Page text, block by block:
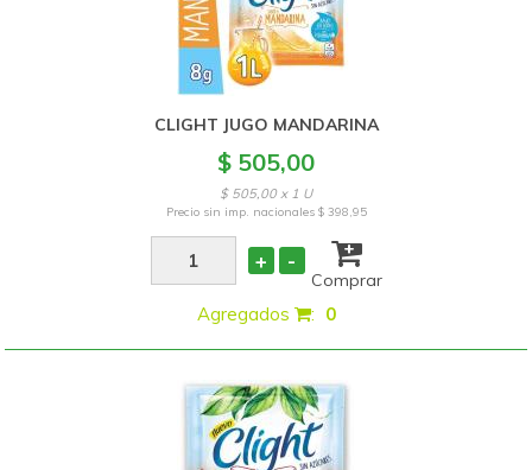
CLIGHT JUGO MANDARINA
$ 505,00
$ 505,00 x 1 U
Precio sin imp. nacionales $ 398,95
+ -
Comprar
Agregados : 0